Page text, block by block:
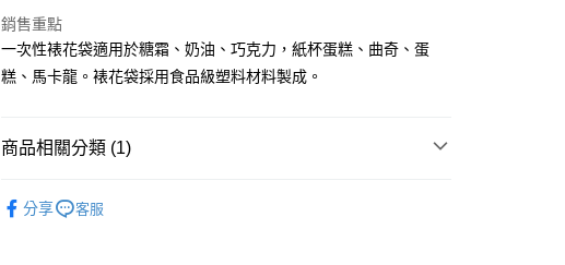
• 付款後全家取貨
每筆NT$60，滿NT$699(含以上)免運費
• 付款後7-11取貨
(請點開選項勾選)
銷售重點
一次性裱花袋適用於糖霜、奶油、巧克力，紙杯蛋糕、曲奇、蛋
糕、馬卡龍。裱花袋採用食品級塑料材料製成。
商品相關分類 (1)
分享
客服